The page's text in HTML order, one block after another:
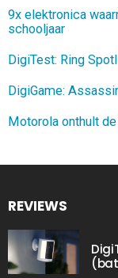
9x elektronica
schooljaar
DigiTest: Ring
DigiGame:
Motorola onthult
REVIEWS